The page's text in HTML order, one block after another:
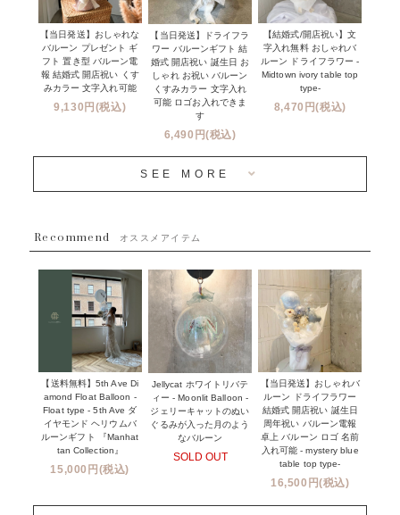
デコレーションセット
プロップスバルーン
オプション
成人式・卒業式・入学式バルーンブーケ
その他お祝い
クリスマス
新商品
~３０００円
~５５００円
１１０００円以上
NEW YORK MIND - ニューヨークスタイルバルーン
※コンフェッティバルーン -プリント内容-
セミオーダーについて
フリンジバルーンについて
コンフェッティバルーンについて
ハワイウェディングサービス
企業・法人様
ウェディングコンフェッティバルーン特集
実店舗について -大阪 堀江店・名古屋 星ヶ丘店・滋賀 配送
センター店・沖縄 嘉手納基地店-
プリントサービス
前撮り写真バルーン特集
姉妹店＆関連ショップについて
【当日発送】おしゃれな
バルーン プレゼント ギ
フト 置き型 バルーン電
報 結婚式 開店祝い くす
みカラー 文字入れ可能
9,130円(税込)
【当日発送】ドライフラ
ワー バルーンギフト 結
婚式 開店祝い 誕生日 お
しゃれ お祝い バルーン
くすみカラー 文字入れ
可能 ロゴお入れできま
す
6,490円(税込)
【結婚式/開店祝い】文
字入れ無料 おしゃれバ
ルーン ドライフラワー -
Midtown ivory table top
type-
8,470円(税込)
SEE MORE
Recommend オススメアイテム
【送料無料】5th Ave Di
amond Float Balloon -
Float type - 5th Ave ダ
イヤモンド ヘリウムバ
ルーンギフト 『Manhat
tan Collection』
15,000円(税込)
Jellycat ホワイトリバテ
ィー - Moonlit Balloon -
ジェリーキャットのぬい
ぐるみが入った月のよう
なバルーン
SOLD OUT
【当日発送】おしゃれバ
ルーン ドライフラワー
結婚式 開店祝い 誕生日
周年祝い バルーン電報
卓上 バルーン ロゴ 名前
入れ可能 - mystery blue
table top type-
16,500円(税込)